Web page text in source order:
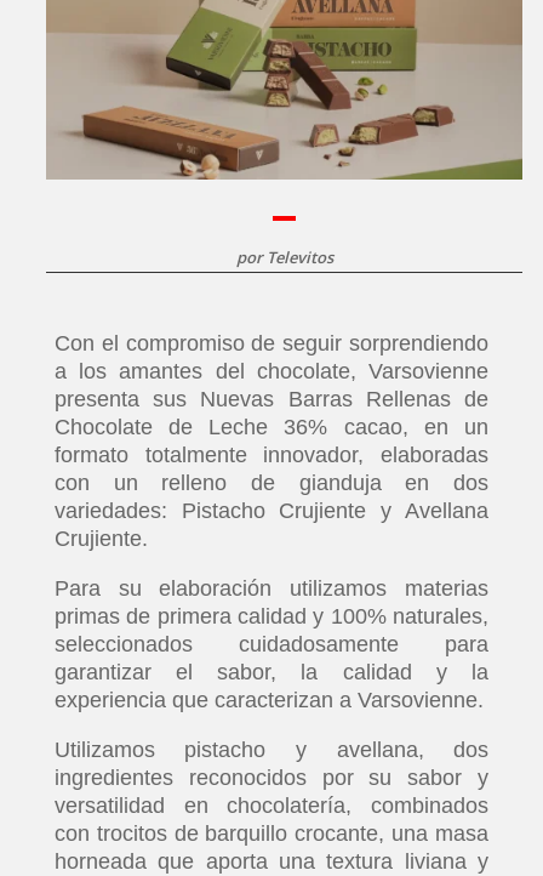
por Televitos
Con el compromiso de seguir sorprendiendo
a los amantes del chocolate, Varsovienne
presenta sus Nuevas Barras Rellenas de
Chocolate de Leche 36% cacao, en un
formato totalmente innovador, elaboradas
con un relleno de gianduja en dos
variedades: Pistacho Crujiente y Avellana
Crujiente.
Para su elaboración utilizamos materias
primas de primera calidad y 100% naturales,
seleccionados cuidadosamente para
garantizar el sabor, la calidad y la
experiencia que caracterizan a Varsovienne.
Utilizamos pistacho y avellana, dos
ingredientes reconocidos por su sabor y
versatilidad en chocolatería, combinados
con trocitos de barquillo crocante, una masa
horneada que aporta una textura liviana y